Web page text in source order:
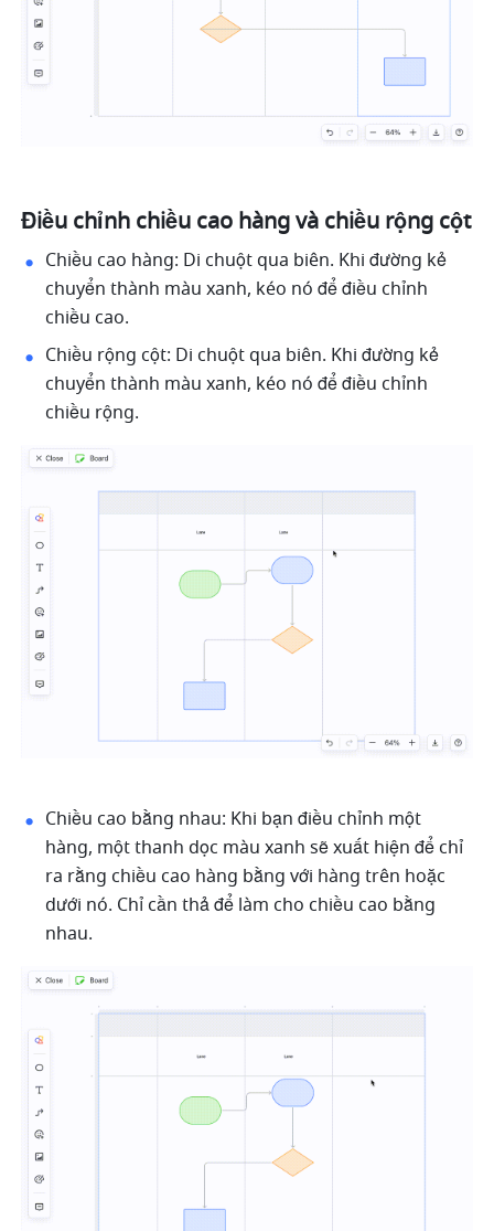
Điều chỉnh chiều cao hàng và chiều rộng cột
Chiều cao hàng: Di chuột qua biên. Khi đường kẻ
chuyển thành màu xanh, kéo nó để điều chỉnh
chiều cao.
Chiều rộng cột: Di chuột qua biên. Khi đường kẻ
chuyển thành màu xanh, kéo nó để điều chỉnh
chiều rộng.
Chiều cao bằng nhau: Khi bạn điều chỉnh một
hàng, một thanh dọc màu xanh sẽ xuất hiện để chỉ
ra rằng chiều cao hàng bằng với hàng trên hoặc
dưới nó. Chỉ cần thả để làm cho chiều cao bằng
nhau.